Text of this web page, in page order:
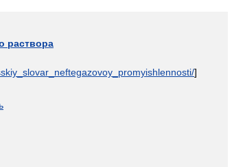
раствора
slovar neftegazovoy promyishlennosti/]